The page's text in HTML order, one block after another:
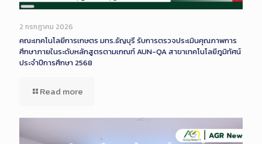
Long
Description
2 กรกฎาคม 2026
คณะเทคโนโลยีการเกษตร มทร.ธัญบุรี รับการตรวจประเมินคุณภาพการ
ศึกษาภายในระดับหลักสูตรตามเกณฑ์ AUN-QA สาขาเทคโนโลยีภูมิทัศน์
ประจำปีการศึกษา 2568
Read more